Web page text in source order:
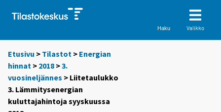
Haku Valikko
Etusivu > Tilastot > Energian
hinnat > 2018 >3.
vuosineljännes > Liitetaulukko
3. Lämmitysenergian
kuluttajahintoja syyskuussa